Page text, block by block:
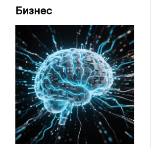
Бизнес